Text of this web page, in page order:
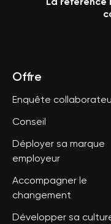
Offre
Enquête
Conseil
Déployer sa marque
employeur
Accompagner le
changement
Développer sa